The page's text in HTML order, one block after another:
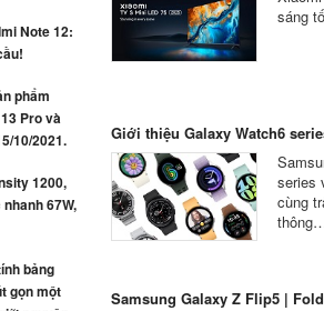
Note 12:
phẩm
Pro và
10/2021.
1200,
67W,
bảng
gọn một
sáng
Giới thiệu Galaxy Watch6
series
cùng
Samsung Galaxy Z Flip5 |